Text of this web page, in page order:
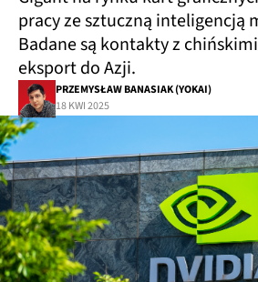
pracy ze sztuczną inteligencją
Badane są kontakty z
eksport do Azji.
PRZEMYSŁAW BANASIAK (YOKAI)
18 KWI 2025